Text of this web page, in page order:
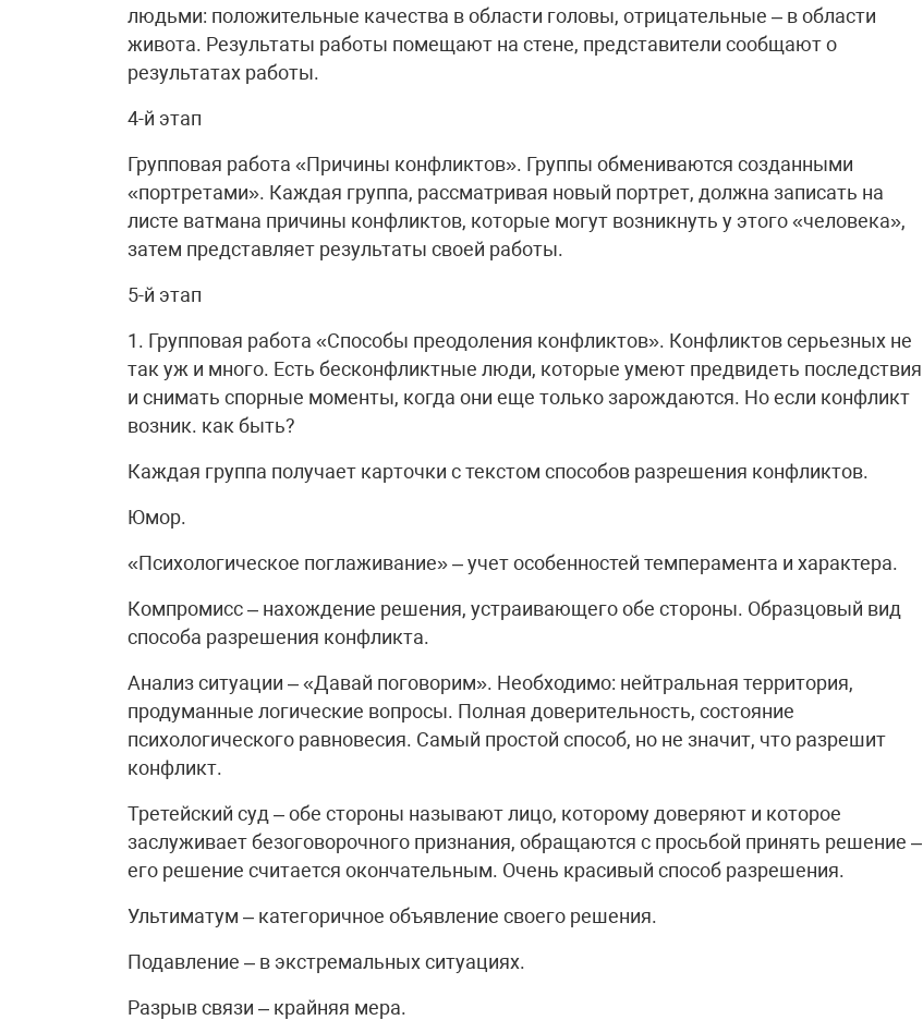
людьми: положительные качества в области головы, отрицательные – в области
живота. Результаты работы помещают на стене, представители сообщают о
результатах работы.
4-й этап
Групповая работа «Причины конфликтов». Группы обмениваются созданными
«портретами». Каждая группа, рассматривая новый портрет, должна записать на
листе ватмана причины конфликтов, которые могут возникнуть у этого «человека»,
затем представляет результаты своей работы.
5-й этап
1. Групповая работа «Способы преодоления конфликтов». Конфликтов серьезных не
так уж и много. Есть бесконфликтные люди, которые умеют предвидеть последствия
и снимать спорные моменты, когда они еще только зарождаются. Но если конфликт
возник. как быть?
Каждая группа получает карточки с текстом способов разрешения конфликтов.
Юмор.
«Психологическое поглаживание» – учет особенностей темперамента и характера.
Компромисс – нахождение решения, устраивающего обе стороны. Образцовый вид
способа разрешения конфликта.
Анализ ситуации – «Давай поговорим». Необходимо: нейтральная территория,
продуманные логические вопросы. Полная доверительность, состояние
психологического равновесия. Самый простой способ, но не значит, что разрешит
конфликт.
Третейский суд – обе стороны называют лицо, которому доверяют и которое
заслуживает безоговорочного признания, обращаются с просьбой принять решение –
его решение считается окончательным. Очень красивый способ разрешения.
Ультиматум – категоричное объявление своего решения.
Подавление – в экстремальных ситуациях.
Разрыв связи – крайняя мера.